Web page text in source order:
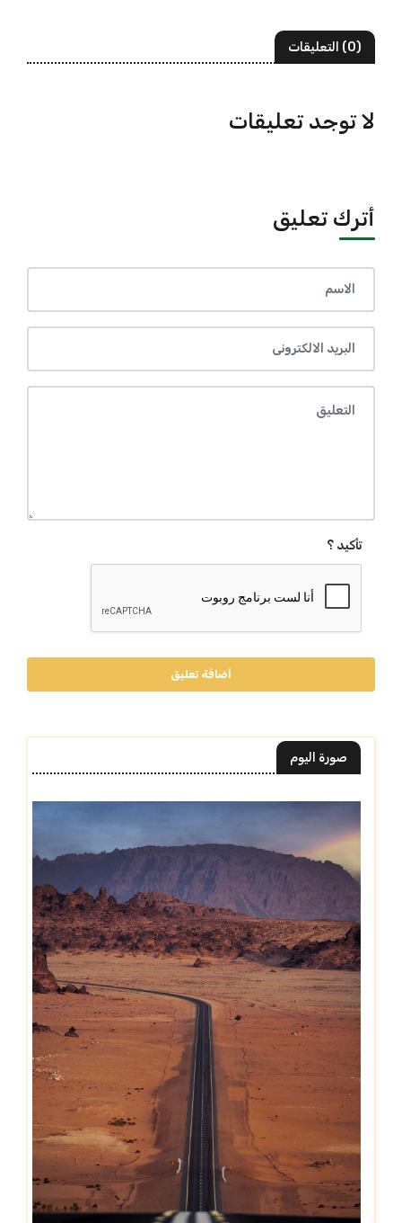
(0) التعليقات
لا توجد تعليقات
أترك تعليق
تأكيد ؟
أضافة تعليق
صورة اليوم